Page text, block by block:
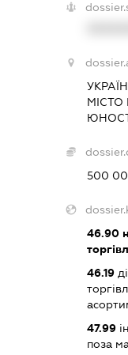
МІСТО
500
46.90
46.19
47.99
поза